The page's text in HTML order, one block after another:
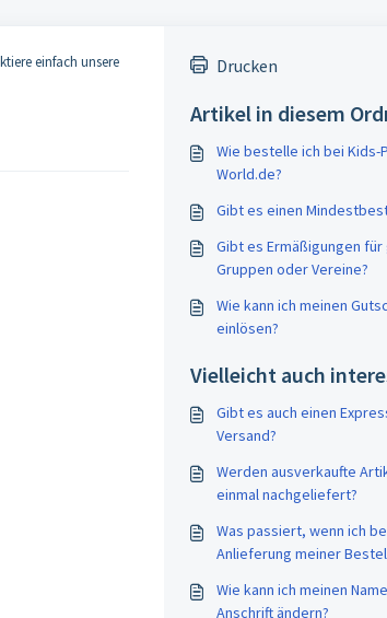
einfach unsere
Drucken
Artikel in diesem
Wie bestelle ich bei Kids-
World.de?
Gibt es einen
Gibt es Ermäßigungen
Gruppen oder Vereine?
Wie kann ich meinen
einlösen?
Vielleicht auch
Gibt es auch einen
Versand?
Werden ausverkaufte
einmal nachgeliefert?
Was passiert, wenn ich
Anlieferung meiner
Wie kann ich meinen
Anschrift ändern?